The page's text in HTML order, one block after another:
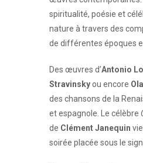
spiritualité, poésie et
nature à travers des
de différentes époques
Des œuvres d’Antonio
Stravinskyou encore
des chansons de la
et espagnole. Le célèbre
de Clément Janequin
soirée placée sous le